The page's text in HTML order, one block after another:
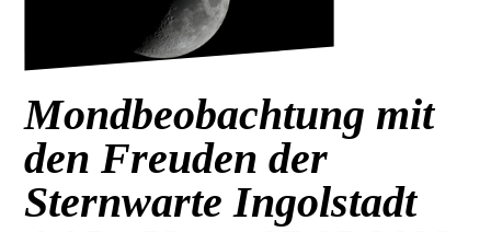
Mondbeobachtung mit
den Freuden der
Sternwarte Ingolstadt